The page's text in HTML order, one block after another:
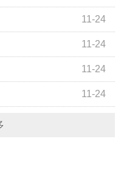
11-24
11-24
11-24
11-24